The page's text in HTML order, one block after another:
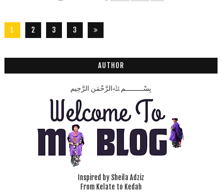
1 2 3
3
AUTHOR
بِسْـــــــــمِ ﷲِالرَّحْمَنِ الرَّحِيم
Inspired by Sheila Adziz
From Kelate to Kedah